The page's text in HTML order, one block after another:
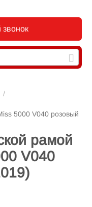
звонок
/
5000 V040 розовый
рамой
V040